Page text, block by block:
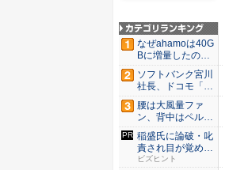
USB Type-C - MS
Office 2021 - Win11
搭載
なぜahamoは40G
Bに増量したの
か ...
ソフトバンク宮川
社長、ドコモ「ah
amo...
腰は大風量ファ
ン、背中はペルチ
ェ冷却。ダ...
稲盛氏に論破・叱
責され目が覚め
た。経営者...
ビズヒント